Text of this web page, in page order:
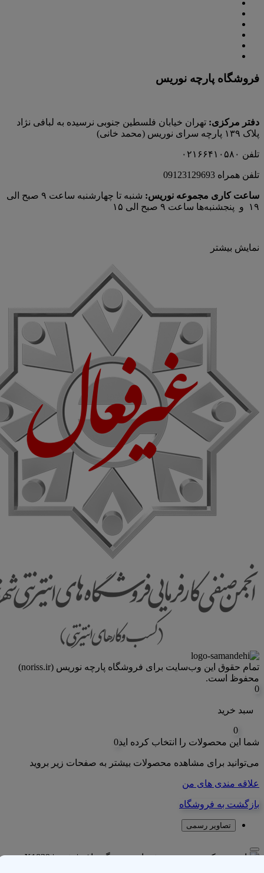
فروشگاه پارچه نوریس
دفتر مرکزی: تهران خیابان فلسطین جنوبی نرسیده به لبافی نژاد
پلاک ۱۳۹ پارچه‌ سرای نوريس (محمد خانی)
تلفن ۰۲۱۶۶۴۱۰۵۸۰
تلفن همراه 09123129693
ساعت کاری مجموعه نوریس:
شنبه تا چهارشنبه ساعت ۹ صبح الی
۱۹ و پنجشنبه‌ها ساعت ۹ صبح الی ۱۵
نمایش بیشتر
تمام حقوق اين وب‌سايت برای فروشگاه پارچه نوریس (noriss.ir)
محفوظ است.
0
سبد خرید
0
شما این محصولات را انتخاب کرده اید0
می‌توانید برای مشاهده محصولات بیشتر به صفحات زیر بروید
علاقه مندی های من
بازگشت به فروشگاه
تصاویر رسمی